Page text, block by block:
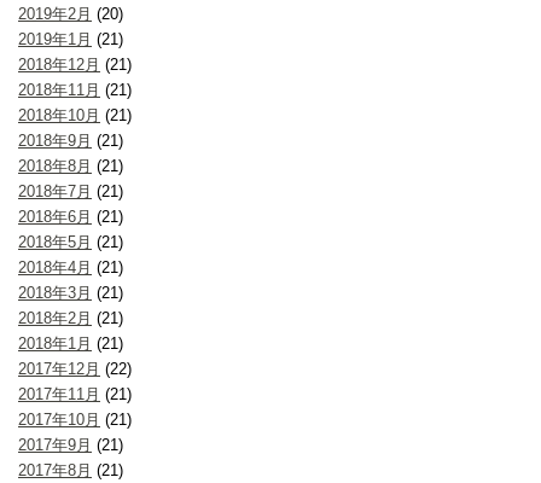
2019年2月 (20)
2019年1月 (21)
2018年12月 (21)
2018年11月 (21)
2018年10月 (21)
2018年9月 (21)
2018年8月 (21)
2018年7月 (21)
2018年6月 (21)
2018年5月 (21)
2018年4月 (21)
2018年3月 (21)
2018年2月 (21)
2018年1月 (21)
2017年12月 (22)
2017年11月 (21)
2017年10月 (21)
2017年9月 (21)
2017年8月 (21)